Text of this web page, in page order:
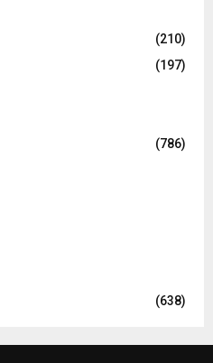
(210)
(197)
(786)
(638)